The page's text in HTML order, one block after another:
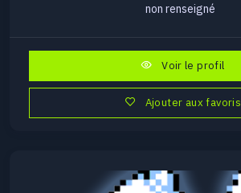
non renseigné
Voir le profil
Ajouter aux favoris